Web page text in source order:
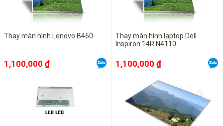
Thay màn hình Lenovo B460
1,100,000 ₫
Thay màn hình laptop Dell
Inspiron 14R N4110
1,100,000 ₫